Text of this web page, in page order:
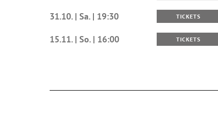
31.10. | Sa. | 19:30 TICKETS
15.11. | So. | 16:00 TICKETS